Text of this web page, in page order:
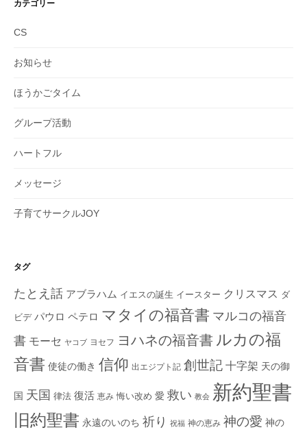
カテゴリー
CS
お知らせ
ほうかごタイム
グループ活動
ハートフル
メッセージ
子育てサークルJOY
タグ
たとえ話 アブラハム イエスの誕生 イースター クリスマス ダ
ビデ パウロ ペテロ マタイの福音書 マルコの福音
書 モーセ ヤコブ ヨセフ ヨハネの福音書 ルカの福
音書 使徒の働き 信仰 出エジプト記 創世記 十字架 天の御
国 天国 律法 復活 恵み 悔い改め 愛 救い 教会 新約聖書
旧約聖書 永遠のいのち 祈り 祝福 神の恵み 神の愛 神の